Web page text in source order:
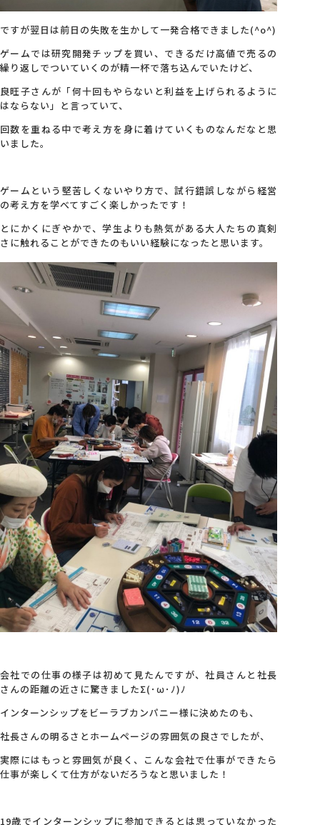
ですが翌日は前日の失敗を生かして一発合格できました(^o^)
ゲームでは研究開発チップを買い、できるだけ高値で売るの
繰り返しでついていくのが精一杯で落ち込んでいたけど、
良旺子さんが「何十回もやらないと利益を上げられるように
はならない」と言っていて、
回数を重ねる中で考え方を身に着けていくものなんだなと思
いました。
ゲームという堅苦しくないやり方で、試行錯誤しながら経営
の考え方を学べてすごく楽しかったです！
とにかくにぎやかで、学生よりも熱気がある大人たちの真剣
さに触れることができたのもいい経験になったと思います。
会社での仕事の様子は初めて見たんですが、社員さんと社長
さんの距離の近さに驚きましたΣ(･ω･ﾉ)ﾉ
インターンシップをビーラブカンパニー様に決めたのも、
社長さんの明るさとホームページの雰囲気の良さでしたが、
実際にはもっと雰囲気が良く、こんな会社で仕事ができたら
仕事が楽しくて仕方がないだろうなと思いました！
19歳でインターンシップに参加できるとは思っていなかった